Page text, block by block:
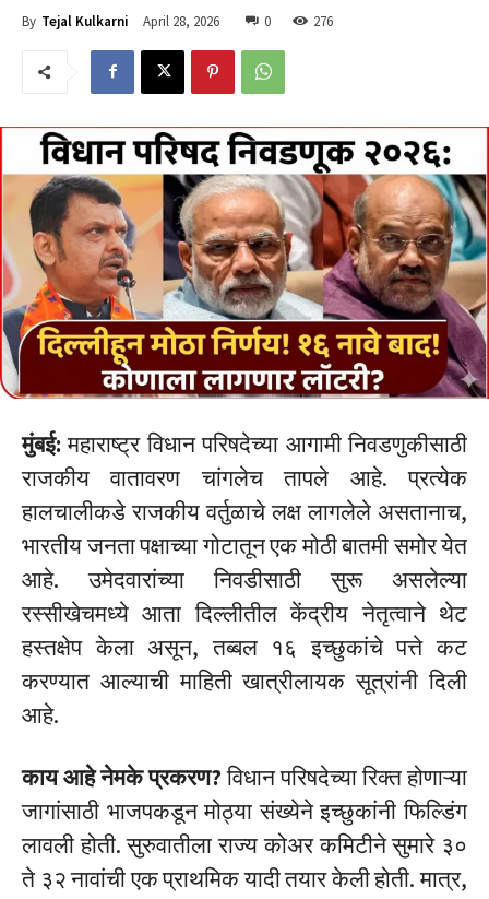
By Tejal Kulkarni April 28, 2026 0 276
मुंबई: महाराष्ट्र विधान परिषदेच्या आगामी निवडणुकीसाठी
राजकीय वातावरण चांगलेच तापले आहे. प्रत्येक
हालचालीकडे राजकीय वर्तुळाचे लक्ष लागलेले असतानाच,
भारतीय जनता पक्षाच्या गोटातून एक मोठी बातमी समोर येत
आहे. उमेदवारांच्या निवडीसाठी सुरू असलेल्या
रस्सीखेचमध्ये आता दिल्लीतील केंद्रीय नेतृत्वाने थेट
हस्तक्षेप केला असून, तब्बल १६ इच्छुकांचे पत्ते कट
करण्यात आल्याची माहिती खात्रीलायक सूत्रांनी दिली
आहे.
काय आहे नेमके प्रकरण?विधान परिषदेच्या रिक्त होणाऱ्या
जागांसाठी भाजपकडून मोठ्या संख्येने इच्छुकांनी फिल्डिंग
लावली होती. सुरुवातीला राज्य कोअर कमिटीने सुमारे ३०
ते ३२ नावांची एक प्राथमिक यादी तयार केली होती. मात्र,